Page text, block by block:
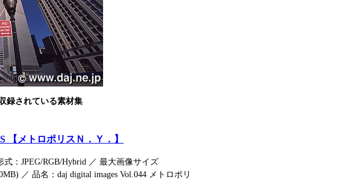
録されている素材集
【メトロポリスＮ．Ｙ．】
：JPEG/RGB/Hybrid ／ 最大画像サイズ
／ 品名：daj digital images Vol.044 メトロポリ